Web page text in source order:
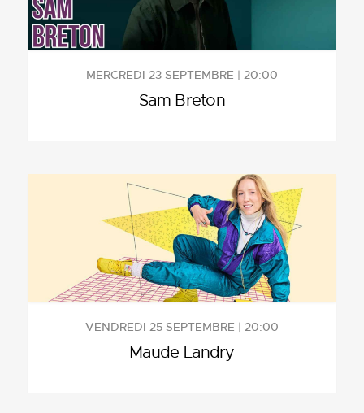
MERCREDI 23 SEPTEMBRE | 20:00
Sam Breton
VENDREDI 25 SEPTEMBRE | 20:00
Maude Landry